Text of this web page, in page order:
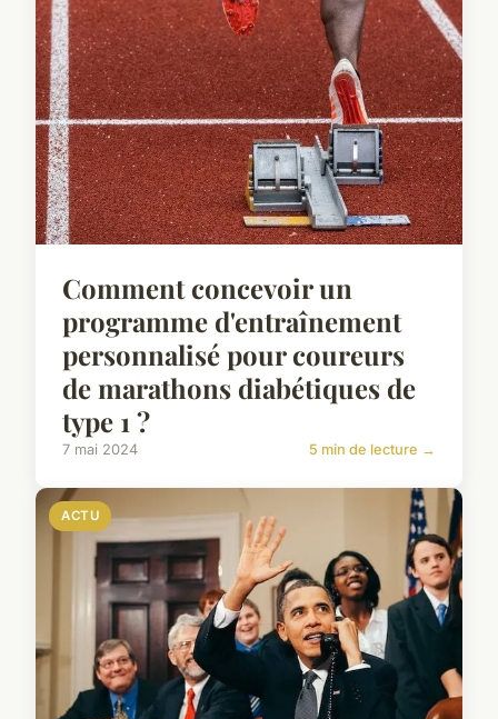
Comment concevoir un
programme d'entraînement
personnalisé pour coureurs
de marathons diabétiques de
type 1 ?
7 mai 2024 5 min de lecture →
ACTU